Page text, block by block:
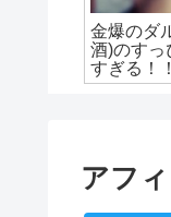
コーヒー
一杯何グ
スメは13
アフィ